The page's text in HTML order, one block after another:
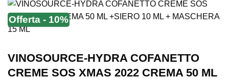
Offerta - 10%
VINOSOURCE-HYDRA COFANETTO
CREME SOS XMAS 2022 CREMA 50 ML